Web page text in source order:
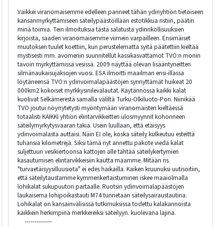
Vaikkei viranomaisemme edelleen panneet tähän ydinyhtiön tietoiseen
kansanmyrkyttämiseen säteilypäästöillään estotikkua ristiin, päätin
minä toimia. Tein ilmoituksia tästä salatusta ydinrikollisuuksien
kirjoista, saaden viranomaisemme viimein varpailleen. Ensimäiset
muutoksen tuulet koettiin, kun perustelematta syitä päätettiin kieltää
mystisesti mm. avomeriin suunnitellut kassikasvattamot TVO:n monin
tavoin myrkyttämissä vesissä. 2009 näyttää olevan lisääntyneitten
silmänaukaisujaksojen vuosi. ESA ilmoitti maailman ensi-illassa
löytäneensä TVO:n ydinvoimalapäästöjen synnyttämät huikeat 20
000km2 kokoiset myrkkysinilevälautat. Käytännössä kaikki kalat
kuolivat Selkämerestä samalla väliltä Turku-Olkiluoto-Pori. Niinikää
TVO joutui nöyrrytetysti myöntymään viranomaisten kieltäessä
totaalisti KAIKKI yhtiön elintarvikkeitten ulosmyynnit kohonneen
säteilymyrkytysvaaran takia. Usein luullaan, että etäisyys
ydinvoimalasta auttaisi. Näin EI ole, koska säteily kulkeutuu esteittä
tuhansia kilometrejä. Siksi tämä nyt annettu pakote viedä kalat
suljettuun vesikiertoonsa kattojen alle tähtää säteilykertymien
kasautumisen elintarvikkeisiin kautta maamme. Mitään ns.
"turvaetäisyysilluusiota" ei edes haikailla. Kaiken kruunuksi uutisoitiin,
että säteilytaustamme kymmenkertaistuminen iskee maaiolmalla
lohikalat sukupuuton partaalle. Ruotsin ydinvoimalapäästöjen
laukaisema lohipoikastauti M74 tunnetaan säteilysairaustautina.
Lohikalat on kansainvälisissä tutkimuksissa todettu kalakannoista
kaikkein herkimpinä merkkereiksi säteilyyn. kuolevana lajina.
--------------